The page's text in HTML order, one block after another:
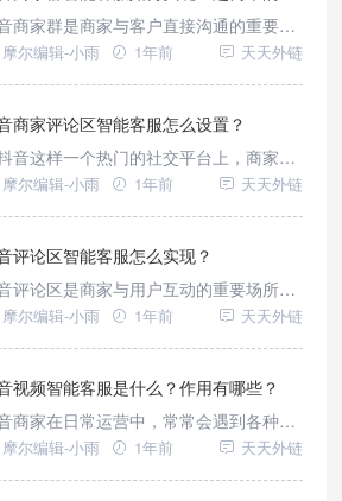
置，为用户提供更加便捷和高效的服
商家群是商家与客户直接沟通的重要桥
它承载着客户咨询、产品推广、售后服
人工客服难以做到实时回复，容易导致
户流失；另一方面，群内信息杂乱无章，
有效的分类和整理，使得商家难以从中
有价值的数据。这些问题严重制约
摩尔编辑-小雨 1年前 天天外链
商家评论区智能客服怎么设置？
音这样一个热门的社交平台上，商家们
越重视与用户之间的互动和沟通。为了
可以实现在抖音商家评论区设置智能客
为用户提供更加便捷和高效的服务。
摩尔编辑-小雨 1年前 天天外链
评论区智能客服怎么实现？
评论区是商家与用户互动的重要场所，
仅是用户表达情感、提出建议和疑问的
断攀升，评论区的信息量也呈爆发式增
商家面临着诸多挑战：一方面，人工客
以实时监控和回复评论，导致用户等待
过长，从而降低用户满意度；另一
摩尔编辑-小雨 1年前 天天外链
视频智能客服是什么？作用有哪些？
商家在日常运营中，常常会遇到各种客
关的问题。首先，用户咨询量巨大，尤
摩尔编辑-小雨 1年前 天天外链